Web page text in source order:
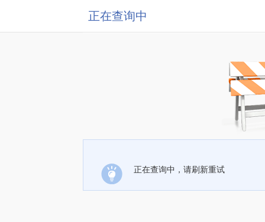
正在查询中
正在查询中，请刷新重试